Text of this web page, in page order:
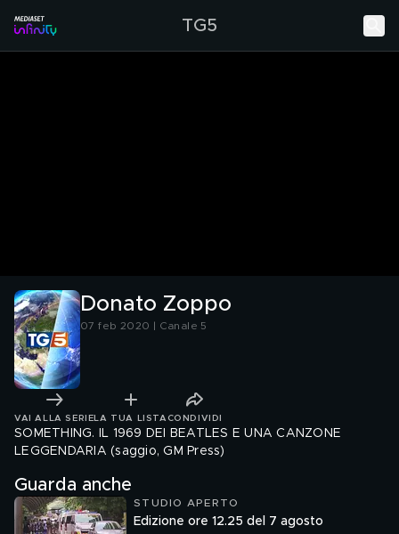
TG5
Donato Zoppo
07 feb 2020 | Canale 5
VAI ALLA SERIE LA TUA LISTA CONDIVIDI
SOMETHING. IL 1969 DEI BEATLES E UNA CANZONE
LEGGENDARIA (saggio, GM Press)
Guarda anche
STUDIO APERTO
Edizione ore 12.25 del 7 agosto